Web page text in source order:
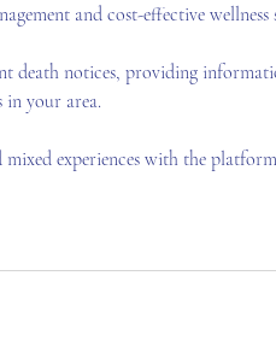
and cost-effective wellness
death notices, providing
in your area.
mixed experiences with the